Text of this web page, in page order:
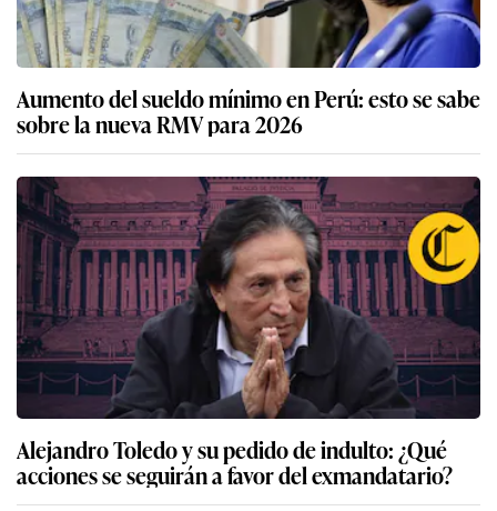
Aumento del sueldo mínimo en Perú: esto se sabe
sobre la nueva RMV para 2026
Alejandro Toledo y su pedido de indulto: ¿Qué
acciones se seguirán a favor del exmandatario?